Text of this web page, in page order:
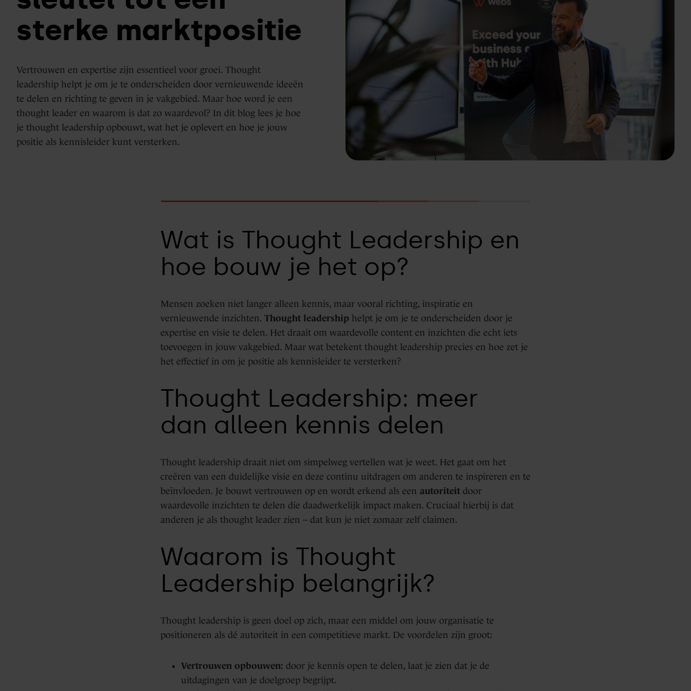
HubSpot
&
optimalisatie
Marketing
Service
Hub
Days
Blogs
sterke marktpositie
Vertrouwen en expertise zijn essentieel voor groei. Thought
leadership helpt je om je te onderscheiden door vernieuwende ideeën
te delen en richting te geven in je vakgebied. Maar hoe word je een
thought leader en waarom is dat zo waardevol? In dit blog lees je hoe
je thought leadership opbouwt, wat het je oplevert en hoe je jouw
positie als kennisleider kunt versterken.
Wat is Thought Leadership en
hoe bouw je het op?
Mensen zoeken niet langer alleen kennis, maar vooral richting, inspiratie en
vernieuwende inzichten. Thought leadership helpt je om je te onderscheiden door je
expertise en visie te delen. Het draait om waardevolle content en inzichten die echt iets
toevoegen in jouw vakgebied. Maar wat betekent thought leadership precies en hoe zet je
het effectief in om je positie als kennisleider te versterken?
Thought Leadership: meer
dan alleen kennis delen
Thought leadership draait niet om simpelweg vertellen wat je weet. Het gaat om het
creëren van een duidelijke visie en deze continu uitdragen om anderen te inspireren en te
beïnvloeden. Je bouwt vertrouwen op en wordt erkend als een autoriteit door
waardevolle inzichten te delen die daadwerkelijk impact maken. Cruciaal hierbij is dat
anderen je als thought leader zien – dat kun je niet zomaar zelf claimen.
Waarom is Thought
Leadership belangrijk?
Thought leadership is geen doel op zich, maar een middel om jouw organisatie te
positioneren als dé autoriteit in een competitieve markt. De voordelen zijn groot:
Vertrouwen opbouwen: door je kennis open te delen, laat je zien dat je de
uitdagingen van je doelgroep begrijpt.